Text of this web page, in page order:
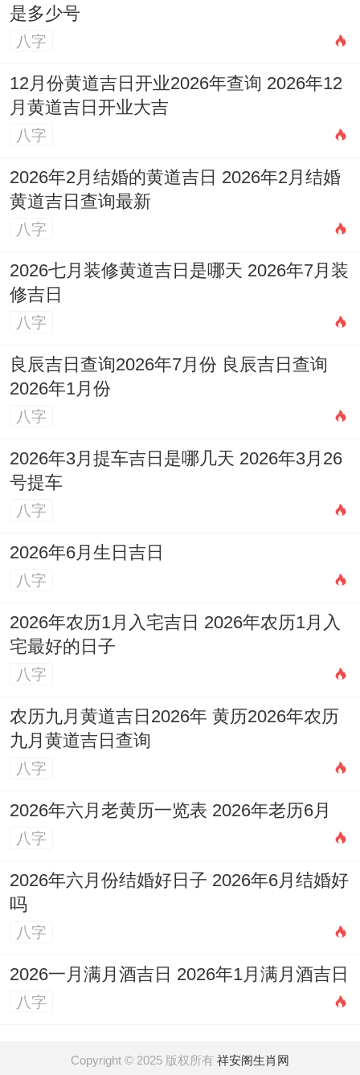
是多少号
八字
12月份黄道吉日开业2026年查询 2026年12
月黄道吉日开业大吉
八字
2026年2月结婚的黄道吉日 2026年2月结婚
黄道吉日查询最新
八字
2026七月装修黄道吉日是哪天 2026年7月装
修吉日
八字
良辰吉日查询2026年7月份 良辰吉日查询
2026年1月份
八字
2026年3月提车吉日是哪几天 2026年3月26
号提车
八字
2026年6月生日吉日
八字
2026年农历1月入宅吉日 2026年农历1月入
宅最好的日子
八字
农历九月黄道吉日2026年 黄历2026年农历
九月黄道吉日查询
八字
2026年六月老黄历一览表 2026年老历6月
八字
2026年六月份结婚好日子 2026年6月结婚好
吗
八字
2026一月满月酒吉日 2026年1月满月酒吉日
八字
Copyright © 2025 版权所有 祥安阁生肖网